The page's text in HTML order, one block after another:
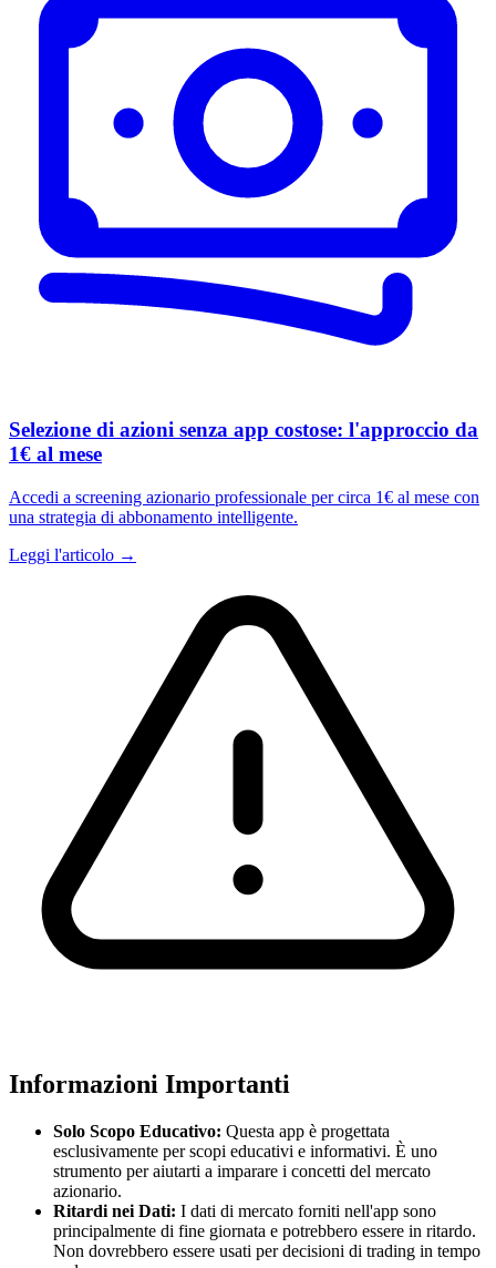
Selezione di azioni senza app costose: l'approccio da
1€ al mese
Accedi a screening azionario professionale per circa 1€ al mese con
una strategia di abbonamento intelligente.
Leggi l'articolo →
Informazioni Importanti
Solo Scopo Educativo: Questa app è progettata
esclusivamente per scopi educativi e informativi. È uno
strumento per aiutarti a imparare i concetti del mercato
azionario.
Ritardi nei Dati: I dati di mercato forniti nell'app sono
principalmente di fine giornata e potrebbero essere in ritardo.
Non dovrebbero essere usati per decisioni di trading in tempo